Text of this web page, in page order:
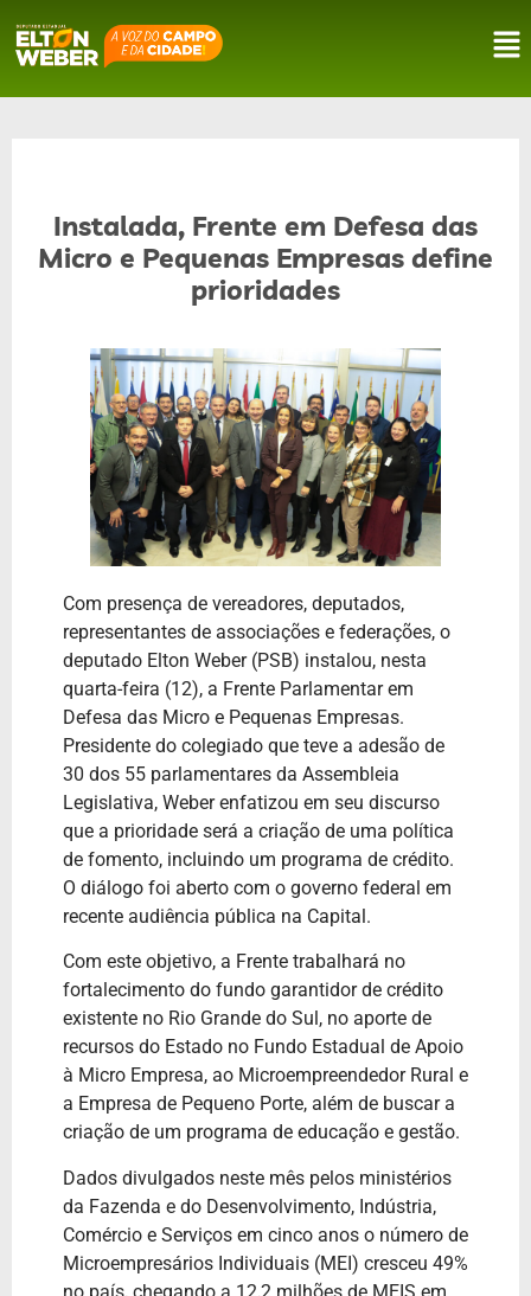
Instalada, Frente em Defesa das
Micro e Pequenas Empresas define
prioridades
Com presença de vereadores, deputados,
representantes de associações e federações, o
deputado Elton Weber (PSB) instalou, nesta
quarta-feira (12), a Frente Parlamentar em
Defesa das Micro e Pequenas Empresas.
Presidente do colegiado que teve a adesão de
30 dos 55 parlamentares da Assembleia
Legislativa, Weber enfatizou em seu discurso
que a prioridade será a criação de uma política
de fomento, incluindo um programa de crédito.
O diálogo foi aberto com o governo federal em
recente audiência pública na Capital.
Com este objetivo, a Frente trabalhará no
fortalecimento do fundo garantidor de crédito
existente no Rio Grande do Sul, no aporte de
recursos do Estado no Fundo Estadual de Apoio
à Micro Empresa, ao Microempreendedor Rural e
a Empresa de Pequeno Porte, além de buscar a
criação de um programa de educação e gestão.
Dados divulgados neste mês pelos ministérios
da Fazenda e do Desenvolvimento, Indústria,
Comércio e Serviços em cinco anos o número de
Microempresários Individuais (MEI) cresceu 49%